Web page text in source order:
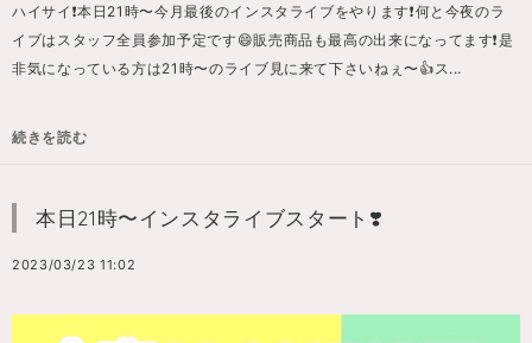
ハイサイ❗️本日21時〜今月最後のインスタライブをやります❗️何と今夜のラ
イブはスタッフ全員参加予定です😄販売商品も最高の出来になってます❗️是
非気になっている方は21時〜のライブ見に来て下さいねぇ〜👍ス...
続きを読む
本日21時〜インスタライブスタート❣️
2023/03/23 11:02